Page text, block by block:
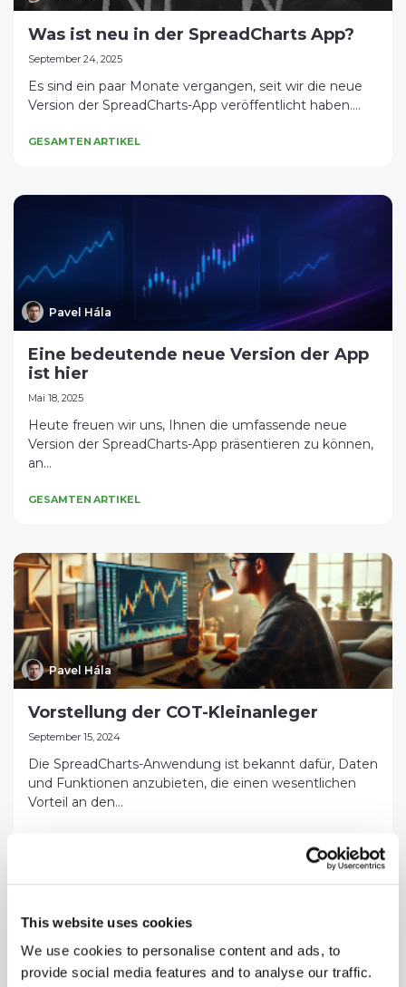
This website uses cookies
We use cookies to personalise content and ads, to
provide social media features and to analyse our traffic.
Was ist neu in der SpreadCharts App?
September 24, 2025
Es sind ein paar Monate vergangen, seit wir die neue
Version der SpreadCharts-App veröffentlicht haben....
GESAMTEN ARTIKEL
Pavel Hála
Eine bedeutende neue Version der App
ist hier
Mai 18, 2025
Heute freuen wir uns, Ihnen die umfassende neue
Version der SpreadCharts-App präsentieren zu können,
an...
GESAMTEN ARTIKEL
Pavel Hála
Vorstellung der COT-Kleinanleger
September 15, 2024
Die SpreadCharts-Anwendung ist bekannt dafür, Daten
und Funktionen anzubieten, die einen wesentlichen
Vorteil an den...